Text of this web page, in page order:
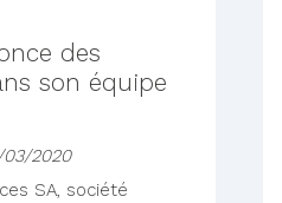
des
son équipe
2020
SA, société